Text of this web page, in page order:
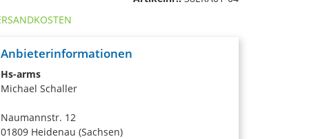
Anbieterinformationen
Hs-arms
Michael Schaller
Naumannstr. 12
01809 Heidenau (Sachsen)